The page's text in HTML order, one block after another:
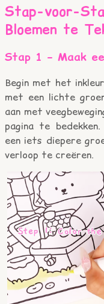
Stap-voor-
Bloemen te
Stap 1 – Maak
Begin met het
met een lichte
aan met
pagina te
een iets diepere
verloop te creëren.